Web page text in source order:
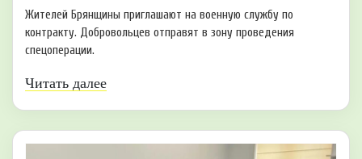
Жителей Брянщины приглашают на военную службу по
контракту. Добровольцев отправят в зону проведения
спецоперации.
Читать далее